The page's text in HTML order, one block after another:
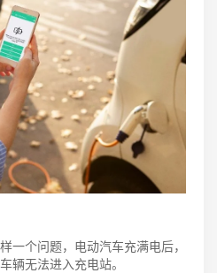
一个问题，电动汽车充满电后，
辆无法进入充电站。